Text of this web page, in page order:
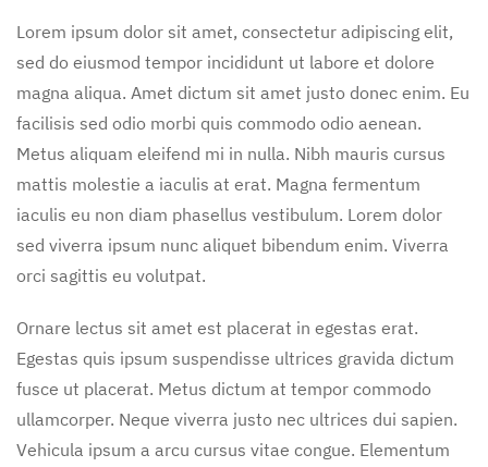
Lorem ipsum dolor sit amet, consectetur adipiscing elit,
sed do eiusmod tempor incididunt ut labore et dolore
magna aliqua. Amet dictum sit amet justo donec enim. Eu
facilisis sed odio morbi quis commodo odio aenean.
Metus aliquam eleifend mi in nulla. Nibh mauris cursus
mattis molestie a iaculis at erat. Magna fermentum
iaculis eu non diam phasellus vestibulum. Lorem dolor
sed viverra ipsum nunc aliquet bibendum enim. Viverra
orci sagittis eu volutpat.
Ornare lectus sit amet est placerat in egestas erat.
Egestas quis ipsum suspendisse ultrices gravida dictum
fusce ut placerat. Metus dictum at tempor commodo
ullamcorper. Neque viverra justo nec ultrices dui sapien.
Vehicula ipsum a arcu cursus vitae congue. Elementum